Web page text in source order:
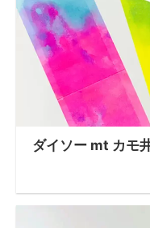
ダイソー mt カモ